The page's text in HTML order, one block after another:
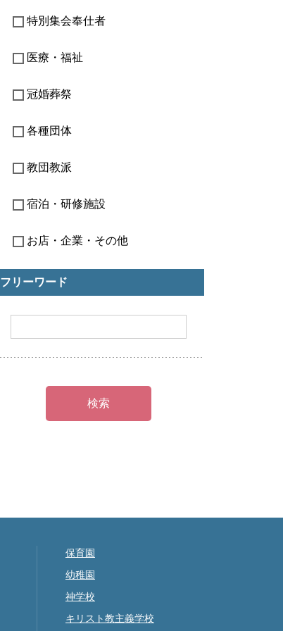
特別集会奉仕者
医療・福祉
冠婚葬祭
各種団体
教団教派
宿泊・研修施設
お店・企業・その他
フリーワード
保育園
幼稚園
神学校
キリスト教主義学校